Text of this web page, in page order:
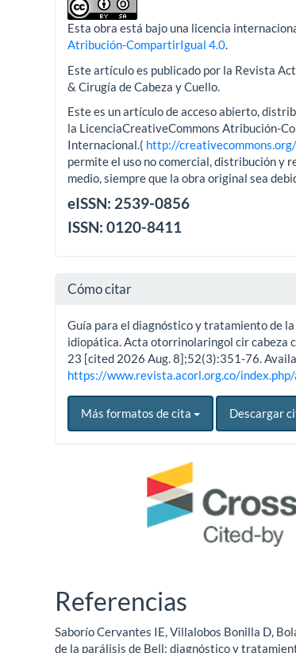
Esta obra está bajo una licencia
Atribución-CompartirIgual 4.0.
Este artículo es publicado por la Revista
& Cirugía de Cabeza y Cuello.
Este es un artículo de acceso abierto,
la LicenciaCreativeCommons Atribución-
Internacional.( http://
permite el uso no comercial, distribución y
medio, siempre que la obra original sea
eISSN: 2539-0856
ISSN: 0120-8411
Cómo citar
Guía para el diagnóstico y tratamiento de
idiopática. Acta otorrinolaringol cir cabeza
23 [cited 2026 Aug. 8];52(3):351-76.
https://www.revista.acorl.org.co/
Más formatos de cita Descargar
Referencias
Saborío Cervantes IE, Villalobos Bonilla D,
de la parálisis de Bell: diagnóstico y